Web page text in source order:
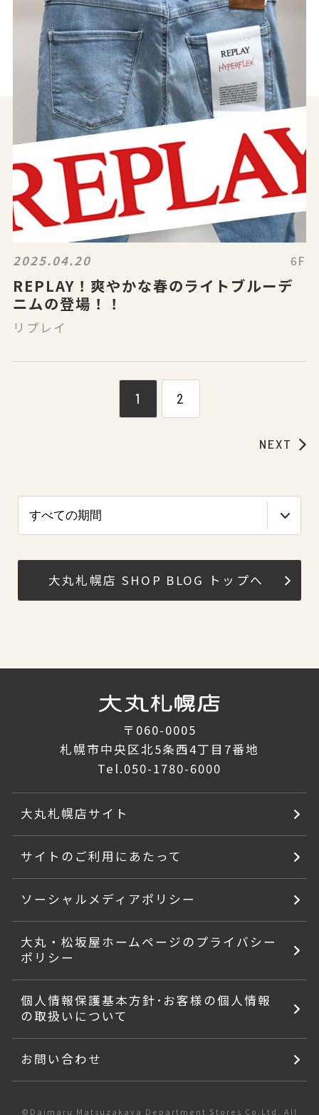
2025.04.20 6F
REPLAY！爽やかな春のライトブルーデ
ニムの登場！！
リプレイ
1 2
NEXT
大丸札幌店 SHOP BLOG トップへ
〒060-0005
札幌市中央区北5条西4丁目7番地
Tel.050-1780-6000
大丸札幌店サイト
サイトのご利用にあたって
ソーシャルメディアポリシー
大丸・松坂屋ホームページのプライバシー
ポリシー
個人情報保護基本方針･お客様の個人情報
の取扱いについて
お問い合わせ
©Daimaru Matsuzakaya Department Stores Co.Ltd. All